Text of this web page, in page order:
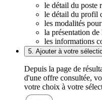
le détail du poste
le détail du profil
les modalités
la présentation
les informations
5. Ajouter à votre
Depuis la page de
d'une offre consultée,
votre choix à votre